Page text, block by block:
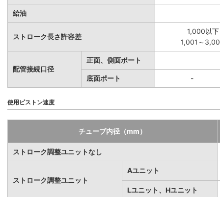
給油
ストローク長さ許容差
1,000以
1,001～
配管接続口径
正面、側面ポート
底面ポート -
使用ピストン速度
チューブ内径（mm）
ストローク調整ユニットなし
ストローク調整ユニット
Aユニット
Lユニット、Hユニット